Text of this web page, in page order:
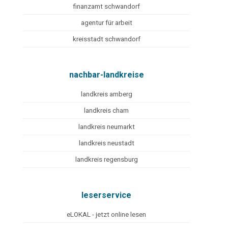
finanzamt schwandorf
agentur für arbeit
kreisstadt schwandorf
nachbar-landkreise
landkreis amberg
landkreis cham
landkreis neumarkt
landkreis neustadt
landkreis regensburg
leserservice
eLOKAL - jetzt online lesen